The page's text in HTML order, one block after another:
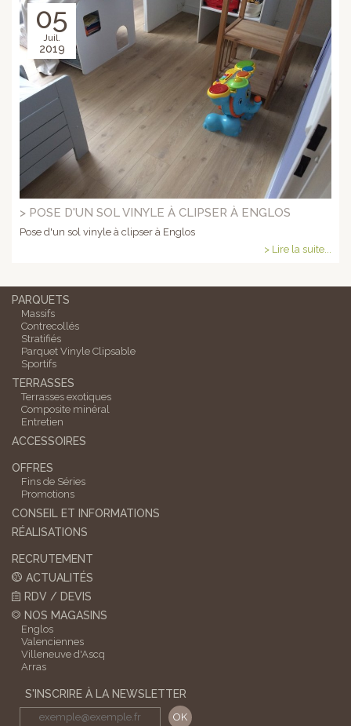
05
Juil.
2019
> POSE D'UN SOL VINYLE À CLIPSER À ENGLOS
Pose d'un sol vinyle à clipser à Englos
> Lire la suite...
PARQUETS
Massifs
Contrecollés
Stratifiés
Parquet Vinyle Clipsable
Sportifs
TERRASSES
Terrasses exotiques
Composite minéral
Entretien
ACCESSOIRES
OFFRES
Fins de Séries
Promotions
CONSEIL ET INFORMATIONS
RÉALISATIONS
RECRUTEMENT
ACTUALITÉS
RDV / DEVIS
NOS MAGASINS
Englos
Valenciennes
Villeneuve d'Ascq
Arras
S'INSCRIRE À LA NEWSLETTER